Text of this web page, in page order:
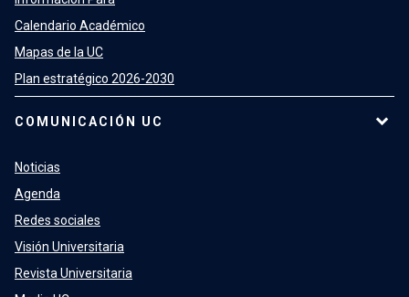
Calendario Académico
Mapas de la UC
Plan estratégico 2026-2030
COMUNICACIÓN UC
Noticias
Agenda
Redes sociales
Visión Universitaria
Revista Universitaria